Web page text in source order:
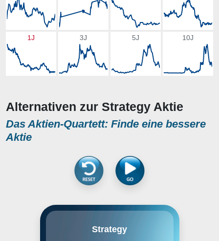
1J 3J 5J 10J
Alternativen zur Strategy Aktie
Das Aktien-Quartett: Finde eine bessere
Aktie
Strategy
provision of enterprise analytics